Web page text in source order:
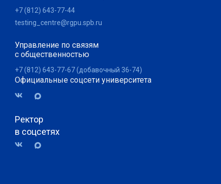
+7 (812) 643-77-44
testing_centre@rgpu.spb.ru
Управление по связям
с общественностью
+7 (812) 643-77-67 (добавочный 36-74)
Официальные соцсети университета
Ректор
в соцсетях